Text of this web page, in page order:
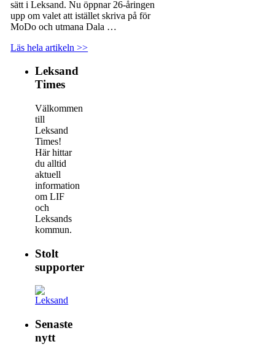
sätt i Leksand. Nu öppnar 26-åringen
upp om valet att istället skriva på för
MoDo och utmana Dala …
Läs hela artikeln >>
Leksand
Times
Välkommen
till
Leksand
Times!
Här hittar
du alltid
aktuell
information
om LIF
och
Leksands
kommun.
Stolt
supporter
Senaste
nytt